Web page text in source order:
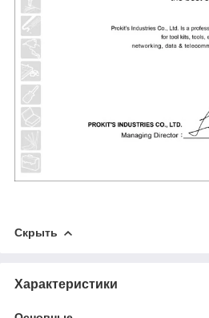
Скрыть
Характеристики